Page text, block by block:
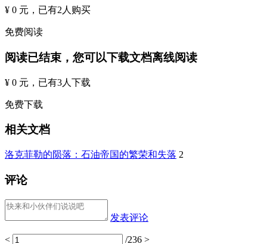
¥ 0 元 ，已有2 人购买
免费阅读
阅读已结束，您可以下载文档离线阅读
¥ 0 元 ，已有3人下载
免费下载
相关文档
洛克菲勒的陨落：石油帝国的繁荣和失落 2
评论
发表评论
< /236 >